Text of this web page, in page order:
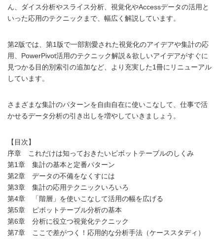
ん、ダイス分析やスライス分析、視覚化やAccessデータの活用と
いった応用のテクニックまで、幅広く解説しています。
第2版では、第1版で一部割愛された視覚化のアイデアや集計の応
用、PowerPivot活用のテクニック解説＆欲しいアイデアがすぐに
見つかる目的別索引の追加など、より充実した1冊にリニューアル
しています。
さまざまな集計のパターンを自由自在に使いこなして、仕事で活
かせるデータ分析の引き出しを増やしていきましょう。
【目次】
序章 これだけは知っておきたいピボットテーブルのしくみ
第1章 集計の基本と定番パターン
第2章 データの不備をなくすには
第3章 集計の応用テクニックいろいろ
第4章 「階層」を使いこなして活用の幅を広げる
第5章 ピボットテーブル分析の基本
第6章 分析に役立つ視覚化テクニック
第7章 ここで差がつく！応用的な分析手法（ケーススタディ）